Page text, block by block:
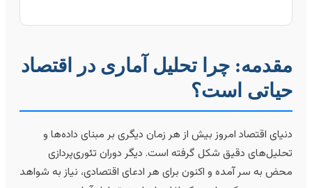
چرا تحلیل آماری در اقتصاد
است؟
اقتصاد امروز بیش از هر زمان دیگری بر مبنای داده‌ها و
دقیق شکل گرفته است. دیگر دوران تئوری‌پردازی
به سر آمده و اکنون برای هر ادعای اقتصادی، نیاز به شواهد